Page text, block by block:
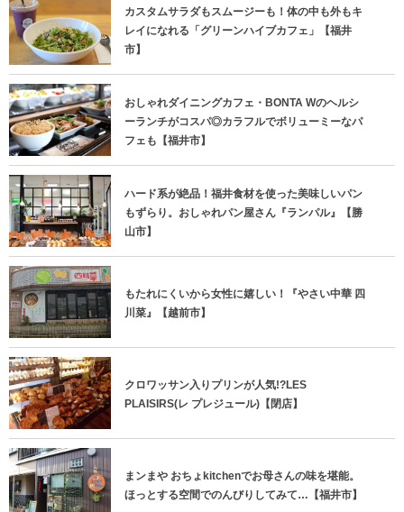
カスタムサラダもスムージーも！体の中も外もキ
レイになれる「グリーンハイブカフェ」【福井
市】
おしゃれダイニングカフェ・BONTA Wのヘルシ
ーランチがコスパ◎カラフルでボリューミーなパ
フェも【福井市】
ハード系が絶品！福井食材を使った美味しいパン
もずらり。おしゃれパン屋さん『ランパル』【勝
山市】
もたれにくいから女性に嬉しい！『やさい中華 四
川菜』【越前市】
クロワッサン入りプリンが人気!?LES
PLAISIRS(レ プレジュール)【閉店】
まンまや おちょkitchenでお母さんの味を堪能。
ほっとする空間でのんびりしてみて…【福井市】